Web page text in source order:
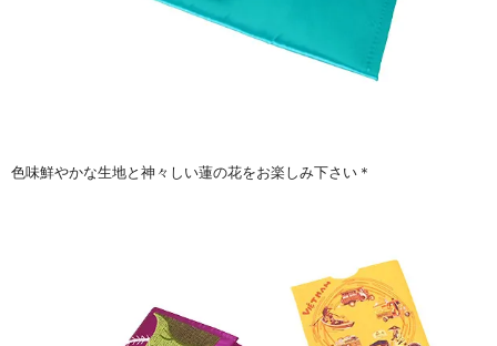
色味鮮やかな生地と神々しい蓮の花をお楽しみ下さい＊